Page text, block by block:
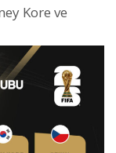
Kore ve